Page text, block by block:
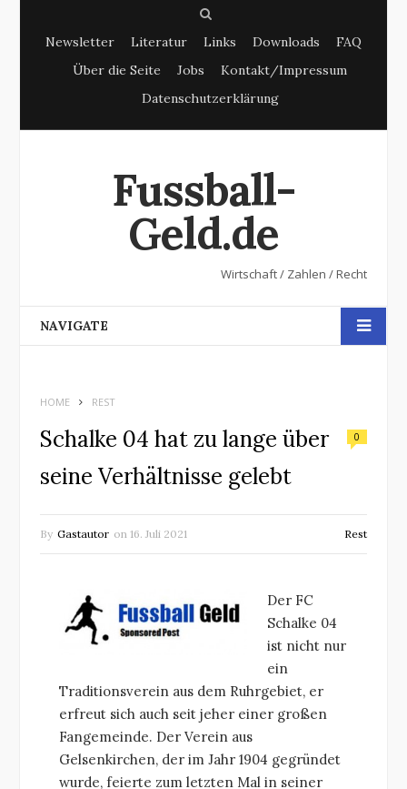
e
r
Newsletter Literatur Links Downloads
FAQ
Über die Seite
Jobs
Kontakt/Impressum
Datenschutzerklärung
Fussball-
Geld.de
Wirtschaft / Zahlen / Recht
NAVIGATE
HOME REST
Schalke 04 hat zu lange über
seine Verhältnisse gelebt
0
By Gastautor on 16. Juli 2021 Rest
Der FC
Schalke 04
ist nicht nur
ein
Traditionsverein aus dem Ruhrgebiet, er
erfreut sich auch seit jeher einer großen
Fangemeinde. Der Verein aus
Gelsenkirchen, der im Jahr 1904 gegründet
wurde, feierte zum letzten Mal in seiner